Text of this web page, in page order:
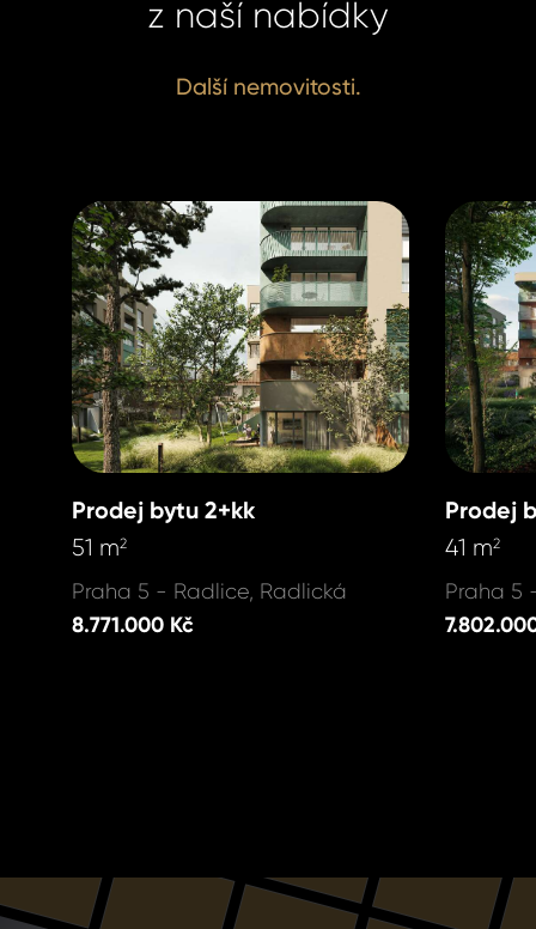
z naší nabídky
Další nemovitosti.
Prodej bytu 2+kk
51 m2
Praha 5 - Radlice, Radlická
8.771.000 Kč
Prodej
41 m2
Praha 5